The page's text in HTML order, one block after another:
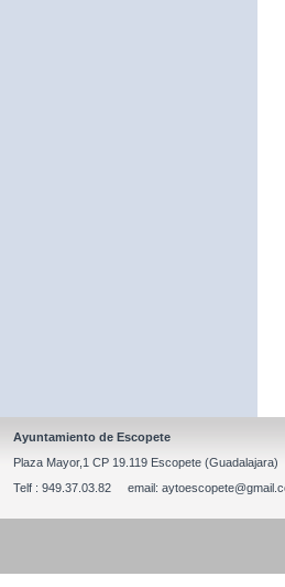
Ayuntamiento de Escopete
Plaza Mayor,1 CP 19.119 Escopete (Guadalajara)
Telf : 949.37.03.82 email: